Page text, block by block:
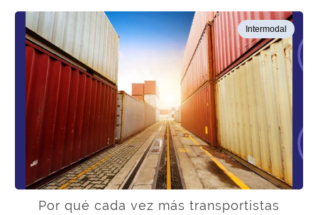
Intermodal
Por qué cada vez más transportistas